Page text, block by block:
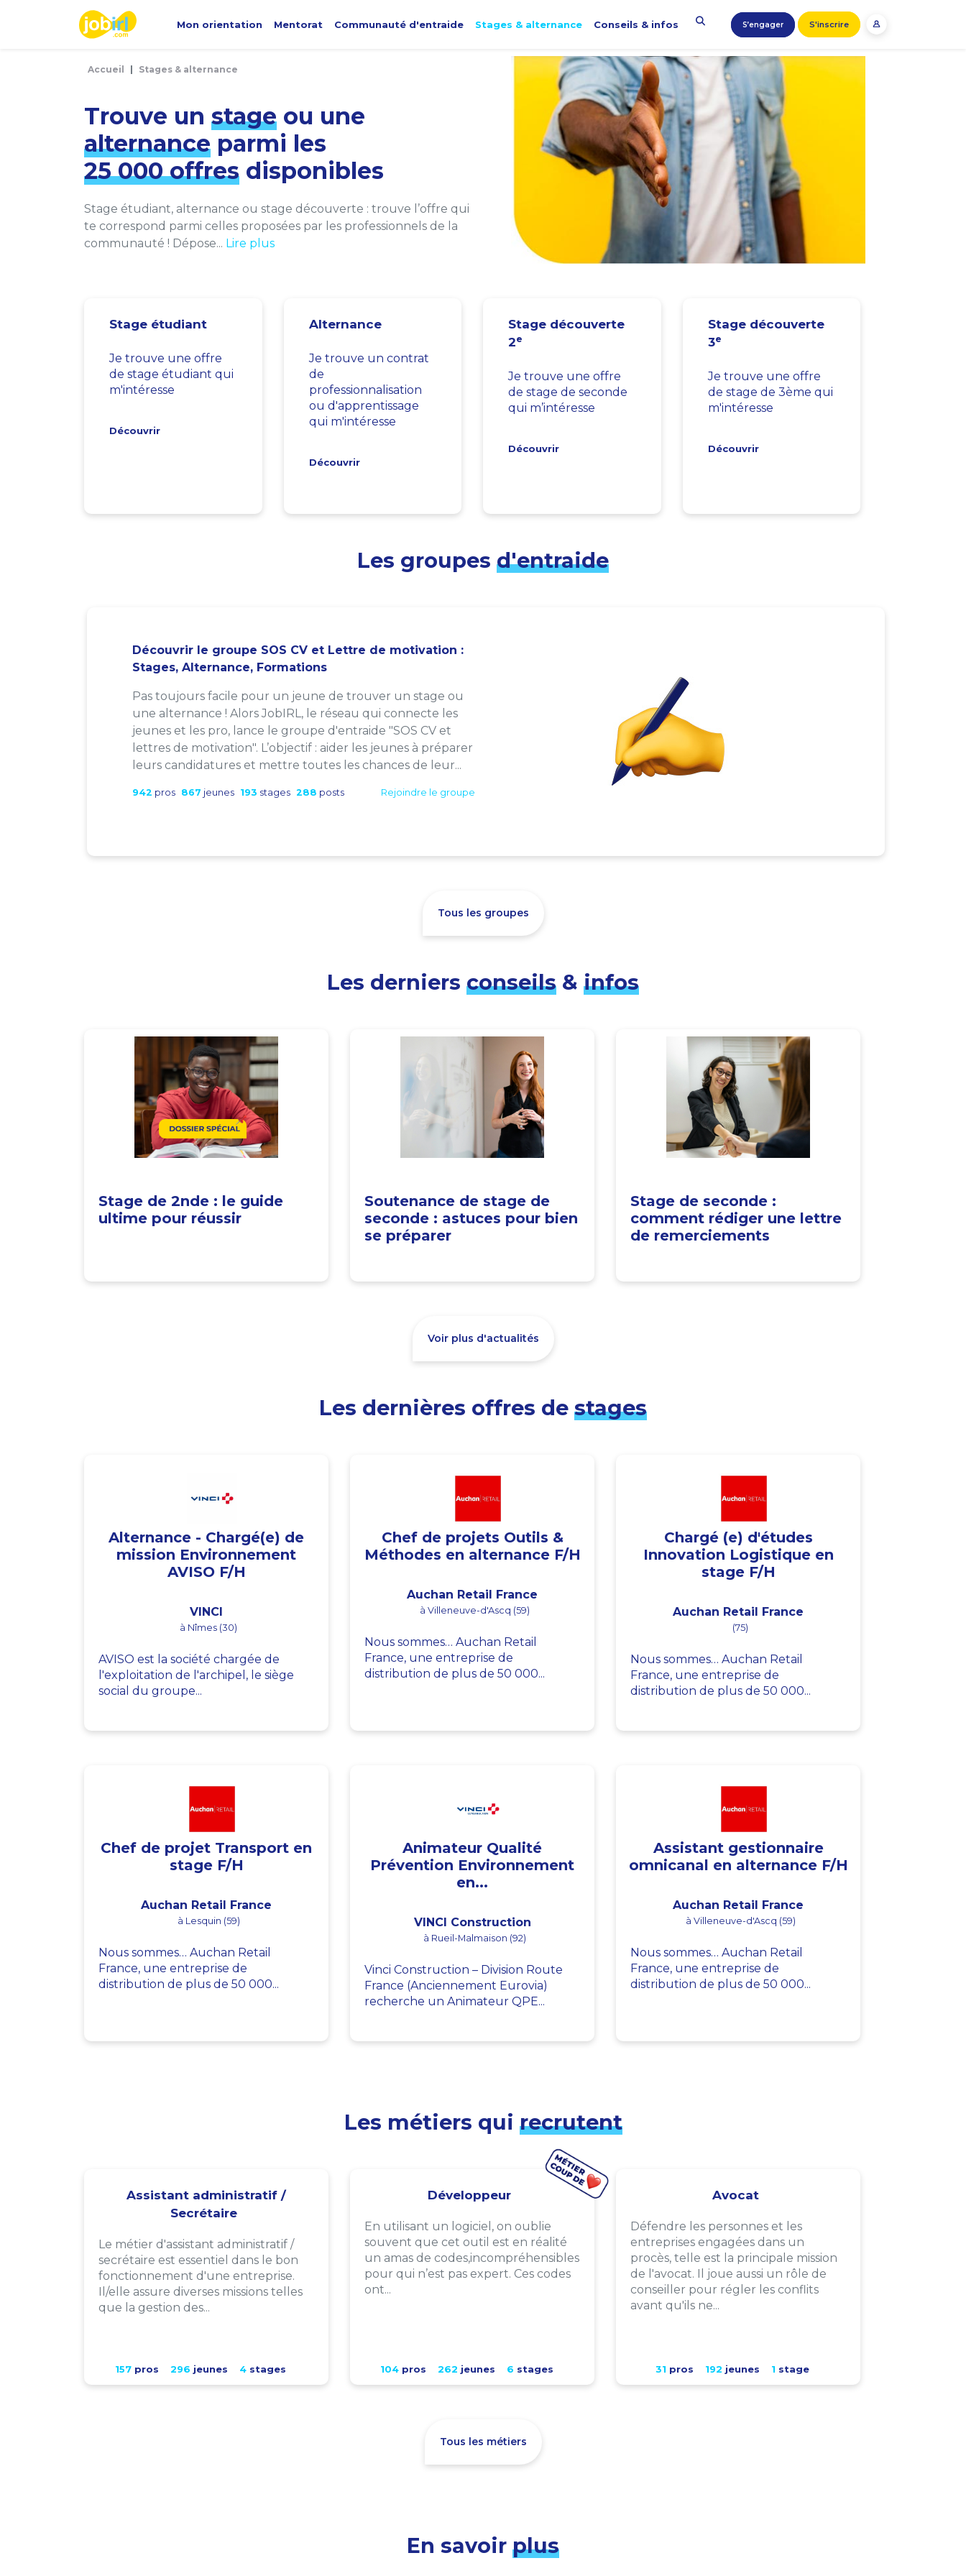
Mon orientation Mentorat Communauté d'entraide Stages & alternance Conseils & infos S’engager S'inscrire
Accueil Stages & alternance
Trouve un stage ou une
alternance parmi les
25 000 offres disponibles
Stage étudiant, alternance ou stage découverte : trouve l’offre qui
te correspond parmi celles proposées par les professionnels de la
communauté ! Dépose... Lire plus
Stage étudiant
Je trouve une offre
de stage étudiant qui
m'intéresse
Découvrir
Alternance
Je trouve un contrat
de
professionnalisation
ou d'apprentissage
qui m'intéresse
Découvrir
Stage découverte
2e
Je trouve une offre
de stage de seconde
qui m’intéresse
Découvrir
Stage découverte
3e
Je trouve une offre
de stage de 3ème qui
m'intéresse
Découvrir
Les groupes d'entraide
Découvrir le groupe SOS CV et Lettre de motivation :
Stages, Alternance, Formations
Pas toujours facile pour un jeune de trouver un stage ou
une alternance ! Alors JobIRL, le réseau qui connecte les
jeunes et les pro, lance le groupe d'entraide "SOS CV et
lettres de motivation". L’objectif : aider les jeunes à préparer
leurs candidatures et mettre toutes les chances de leur...
942 pros 867 jeunes 193 stages 288 posts Rejoindre le groupe
Tous les groupes
Les derniers conseils & infos
Stage de 2nde : le guide
ultime pour réussir
Soutenance de stage de
seconde : astuces pour bien
se préparer
Stage de seconde :
comment rédiger une lettre
de remerciements
Voir plus d'actualités
Les dernières offres de stages
Alternance - Chargé(e) de
mission Environnement
AVISO F/H
VINCI
à Nîmes (30)
AVISO est la société chargée de
l'exploitation de l'archipel, le siège
social du groupe...
Chef de projets Outils &
Méthodes en alternance F/H
Auchan Retail France
à Villeneuve-d'Ascq (59)
Nous sommes… Auchan Retail
France, une entreprise de
distribution de plus de 50 000...
Chargé (e) d'études
Innovation Logistique en
stage F/H
Auchan Retail France
(75)
Nous sommes… Auchan Retail
France, une entreprise de
distribution de plus de 50 000...
Chef de projet Transport en
stage F/H
Auchan Retail France
à Lesquin (59)
Nous sommes… Auchan Retail
France, une entreprise de
distribution de plus de 50 000...
Animateur Qualité
Prévention Environnement
en...
VINCI Construction
à Rueil-Malmaison (92)
Vinci Construction – Division Route
France (Anciennement Eurovia)
recherche un Animateur QPE...
Assistant gestionnaire
omnicanal en alternance F/H
Auchan Retail France
à Villeneuve-d'Ascq (59)
Nous sommes… Auchan Retail
France, une entreprise de
distribution de plus de 50 000...
Les métiers qui recrutent
Assistant administratif /
Secrétaire
Le métier d'assistant administratif /
secrétaire est essentiel dans le bon
fonctionnement d'une entreprise.
Il/elle assure diverses missions telles
que la gestion des...
157 pros 296 jeunes 4 stages
Développeur
En utilisant un logiciel, on oublie
souvent que cet outil est en réalité
un amas de codes,incompréhensibles
pour qui n’est pas expert. Ces codes
ont...
104pros 262 jeunes 6 stages
Avocat
Défendre les personnes et les
entreprises engagées dans un
procès, telle est la principale mission
de l'avocat. Il joue aussi un rôle de
conseiller pour régler les conflits
avant qu'ils ne...
31 pros 192 jeunes 1 stage
Tous les métiers
En savoir plus
Panneau de gestion des cookies